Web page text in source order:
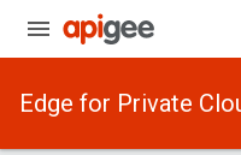
Edge for Private